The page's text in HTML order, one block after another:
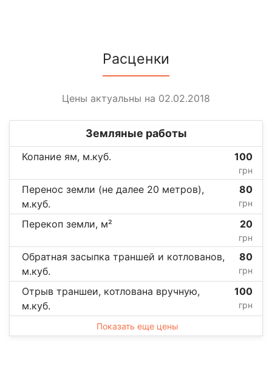
Расценки
Цены актуальны на 02.02.2018
Земляные работы
Копание ям, м.куб. 100
грн
Перенос земли (не далее 20 метров),
м.куб.
80
грн
Перекоп земли, м² 20
грн
Обратная засыпка траншей и котлованов,
м.куб.
80
грн
Отрыв траншеи, котлована вручную,
м.куб.
100
грн
Показать еще цены